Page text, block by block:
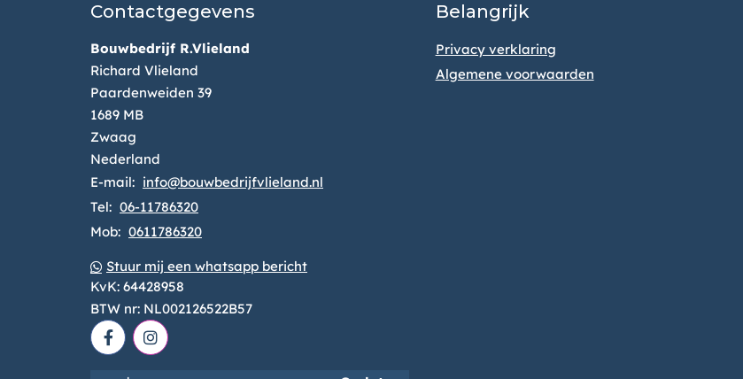
Contactgegevens
Bouwbedrijf R.Vlieland
Richard Vlieland
Paardenweiden 39
1689 MB
Zwaag
Nederland
E-mail: info@bouwbedrijfvlieland.nl
Tel: 06-11786320
Mob: 0611786320
Stuur mij een whatsapp bericht
KvK: 64428958
BTW nr: NL002126522B57
Belangrijk
Privacy verklaring
Algemene voorwaarden